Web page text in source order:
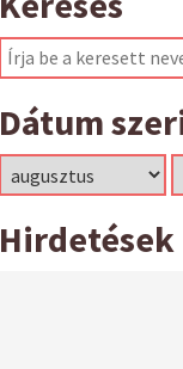
Dátum
Hirdetések